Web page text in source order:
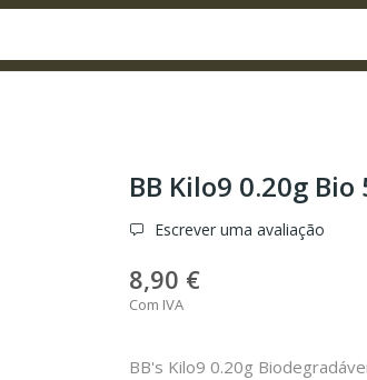
BB Kilo9 0.20g Bio
Escrever uma avaliação
8,90 €
Com IVA
BB's Kilo9 0.20g